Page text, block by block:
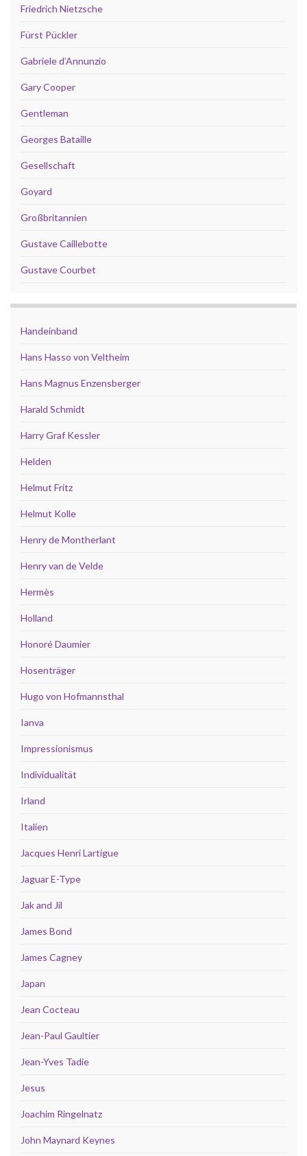
Friedrich Nietzsche
Fürst Pückler
Gabriele d’Annunzio
Gary Cooper
Gentleman
Georges Bataille
Gesellschaft
Goyard
Großbritannien
Gustave Caillebotte
Gustave Courbet
Handeinband
Hans Hasso von Veltheim
Hans Magnus Enzensberger
Harald Schmidt
Harry Graf Kessler
Helden
Helmut Fritz
Helmut Kolle
Henry de Montherlant
Henry van de Velde
Hermès
Holland
Honoré Daumier
Hosenträger
Hugo von Hofmannsthal
Ianva
Impressionismus
Individualität
Irland
Italien
Jacques Henri Lartigue
Jaguar E-Type
Jak and Jil
James Bond
James Cagney
Japan
Jean Cocteau
Jean-Paul Gaultier
Jean-Yves Tadie
Jesus
Joachim Ringelnatz
John Maynard Keynes